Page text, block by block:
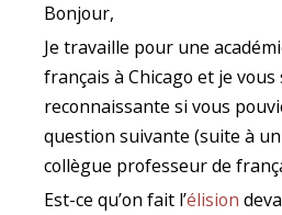
Bonjour,
Je travaille pour une
français à Chicago et je
reconnaissante si vous
question suivante (suite à
collègue professeur de
Est-ce qu’on fait l’élision